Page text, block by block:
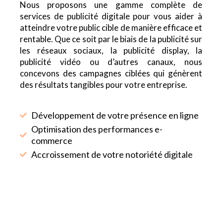
Nous proposons une gamme complète de
services de publicité digitale pour vous aider à
atteindre votre public cible de manière efficace et
rentable. Que ce soit par le biais de la publicité sur
les réseaux sociaux, la publicité display, la
publicité vidéo ou d’autres canaux, nous
concevons des campagnes ciblées qui génèrent
des résultats tangibles pour votre entreprise.
Développement de votre présence en ligne
Optimisation des performances e-
commerce
Accroissement de votre notoriété digitale